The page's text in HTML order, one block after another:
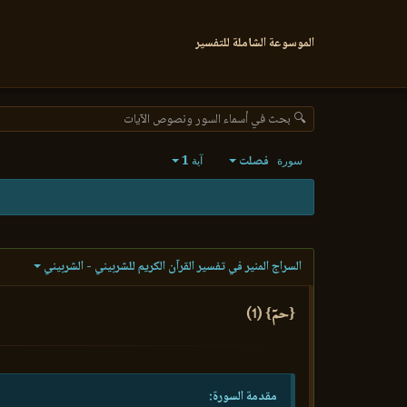
الموسوعة الشاملة للتفسير
🔍 بحث في أسماء السور ونصوص الآيات
سورة فصلت آية 1
السراج المنير في تفسير القرآن الكريم للشربيني - الشربيني
{حمٓ} (1)
مقدمة السورة: